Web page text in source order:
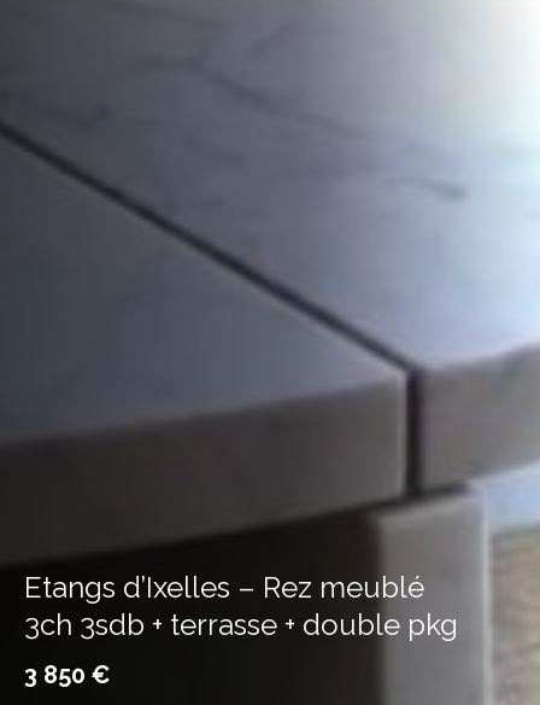
Etangs d’Ixelles – Rez meublé
3ch 3sdb + terrasse + double pkg
3 850 €